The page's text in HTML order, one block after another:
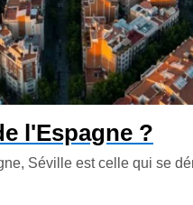
l'Espagne ?
Séville est celle qui se